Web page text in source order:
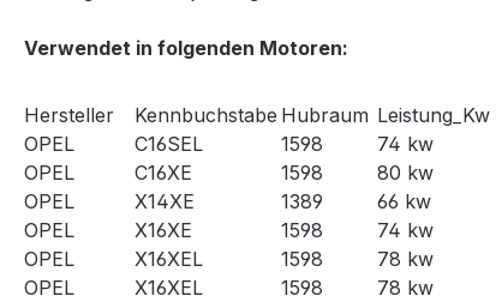
Verwendet in folgenden Motoren:
Hersteller Kennbuchstabe Hubraum Leistung_Kw
OPEL
C16SEL 1598 74 kw
OPEL
C16XE 1598 80 kw
OPEL
X14XE 1389 66 kw
OPEL
X16XE 1598 74 kw
OPEL
X16XEL 1598 78 kw
OPEL
X16XEL 1598 78 kw